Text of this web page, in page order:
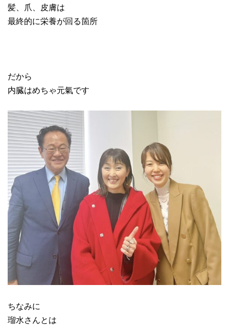
髪、爪、皮膚は
最終的に栄養が回る箇所
だから
内臓はめちゃ元氣です
ちなみに
瑠水さんとは